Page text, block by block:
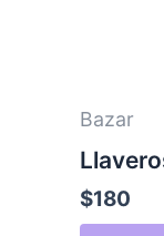
Bazar
$180